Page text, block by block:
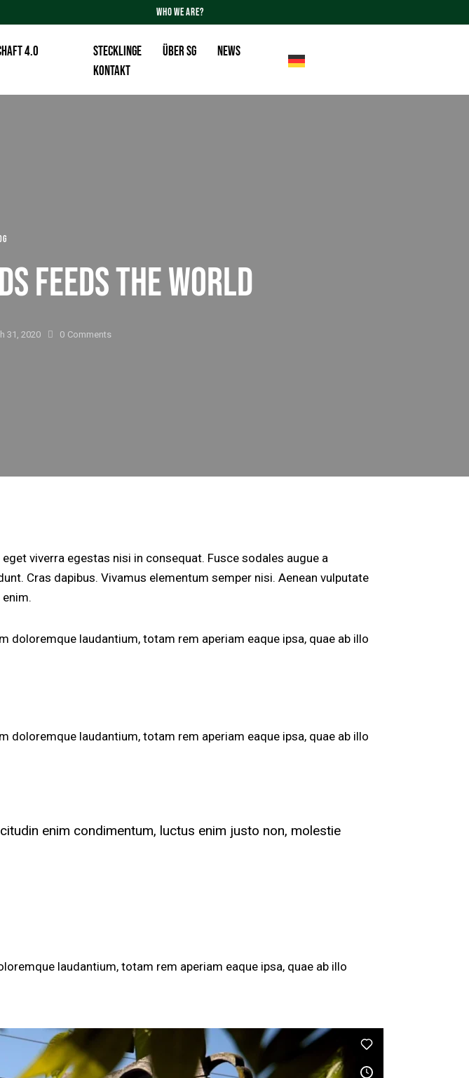
WHO WE ARE?
4.0
Stecklinge Über SG
News
KONTAKT
FEEDS THE WORLD
31, 2020 0 Comments
viverra egestas nisi in consequat. Fusce sodales augue a
Cras dapibus. Vivamus elementum semper nisi. Aenean vulputate
laudantium, totam rem aperiam eaque ipsa, quae ab illo
laudantium, totam rem aperiam eaque ipsa, quae ab illo
enim condimentum, luctus enim justo non, molestie
laudantium, totam rem aperiam eaque ipsa, quae ab illo